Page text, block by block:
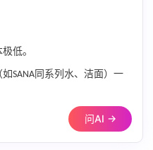
低。
SANA同系列水、洁面）一
问AI →
：夏季大促！DVN 麂皮运动鞋